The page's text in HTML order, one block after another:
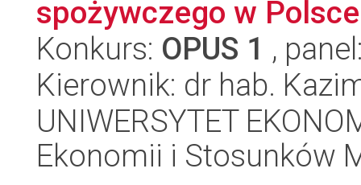
spożywczego w Polsce
Konkurs: OPUS 1 ,
Kierownik: dr hab.
UNIWERSYTET
Ekonomii i Stosunków